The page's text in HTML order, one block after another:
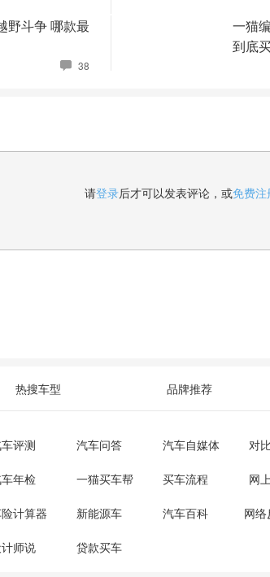
野斗争 哪款最
38
一猫
到底
请登录后才可以发表评论，或免费注
热搜车型 品牌推荐
评测 汽车问答 汽车自媒体 对
年检 一猫买车帮 买车流程 网
计算器 新能源车 汽车百科 网
师说 贷款买车